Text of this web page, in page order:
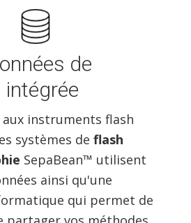
de
instruments flash
systèmes de flash
SepaBean™ utilisent
ainsi qu'une
qui permet de